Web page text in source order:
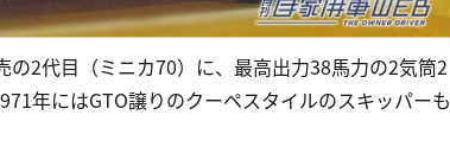
2代目（ミニカ70）に、最高出力38馬力の2気筒2
年にはGTO譲りのクーペスタイルのスキッパーも